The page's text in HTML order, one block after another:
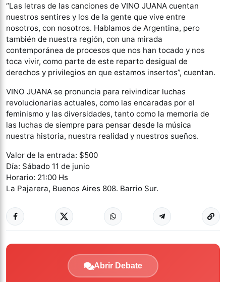
“Las letras de las canciones de VINO JUANA cuentan
nuestros sentires y los de la gente que vive entre
nosotros, con nosotros. Hablamos de Argentina, pero
también de nuestra región, con una mirada
contemporánea de procesos que nos han tocado y nos
toca vivir, como parte de este reparto desigual de
derechos y privilegios en que estamos insertos”, cuentan.
VINO JUANA se pronuncia para reivindicar luchas
revolucionarias actuales, como las encaradas por el
feminismo y las diversidades, tanto como la memoria de
las luchas de siempre para pensar desde la música
nuestra historia, nuestra realidad y nuestros sueños.
Valor de la entrada: $500
Día: Sábado 11 de junio
Horario: 21:00 Hs
La Pajarera, Buenos Aires 808. Barrio Sur.
Abrir Debate